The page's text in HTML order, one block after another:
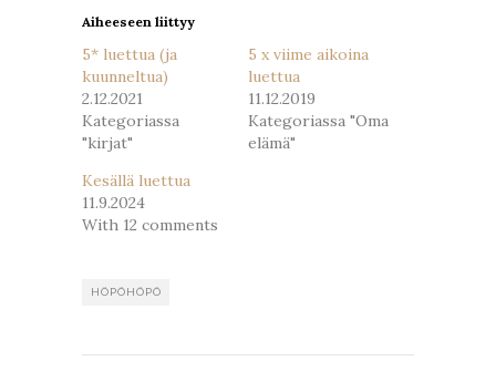
Aiheeseen liittyy
5* luettua (ja
kuunneltua)
2.12.2021
Kategoriassa
"kirjat"
5 x viime aikoina
luettua
11.12.2019
Kategoriassa "Oma
elämä"
Kesällä luettua
11.9.2024
With 12 comments
HÖPÖHÖPÖ